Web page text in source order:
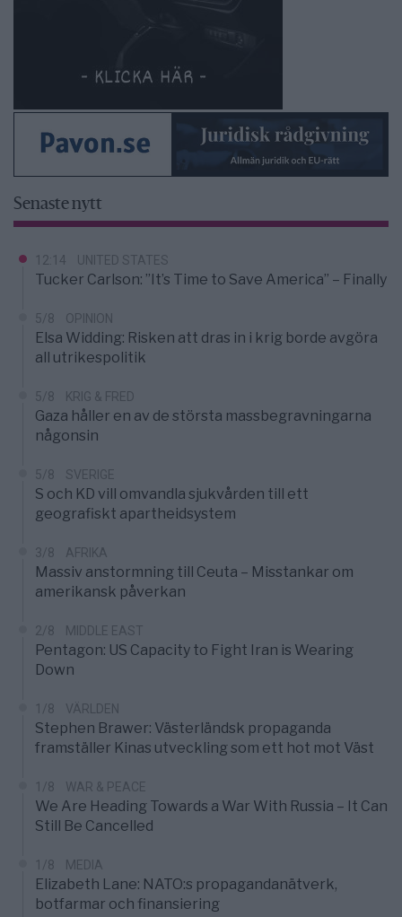
Senaste nytt
12:14 UNITED STATES
Tucker Carlson: ”It’s Time to Save America” – Finally
5/8 OPINION
Elsa Widding: Risken att dras in i krig borde avgöra
all utrikespolitik
5/8 KRIG & FRED
Gaza håller en av de största massbegravningarna
någonsin
5/8 SVERIGE
S och KD vill omvandla sjukvården till ett
geografiskt apartheidsystem
3/8 AFRIKA
Massiv anstormning till Ceuta – Misstankar om
amerikansk påverkan
2/8 MIDDLE EAST
Pentagon: US Capacity to Fight Iran is Wearing
Down
1/8 VÄRLDEN
Stephen Brawer: Västerländsk propaganda
framställer Kinas utveckling som ett hot mot Väst
1/8 WAR & PEACE
We Are Heading Towards a War With Russia – It Can
Still Be Cancelled
1/8 MEDIA
Elizabeth Lane: NATO:s propagandanätverk,
botfarmar och finansiering